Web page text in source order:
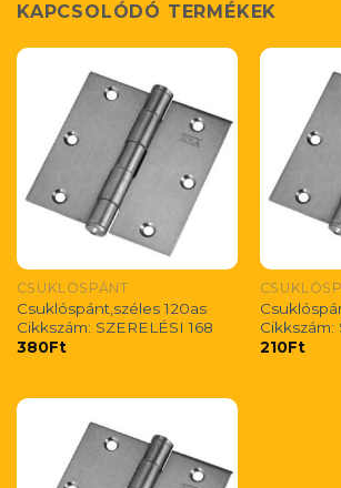
KAPCSOLÓDÓ TERMÉKEK
CSUKLÓSPÁNT
Csuklóspánt,széles 120as
Cikkszám: SZERELÉSI 168
380Ft
Cikkszám:
210Ft